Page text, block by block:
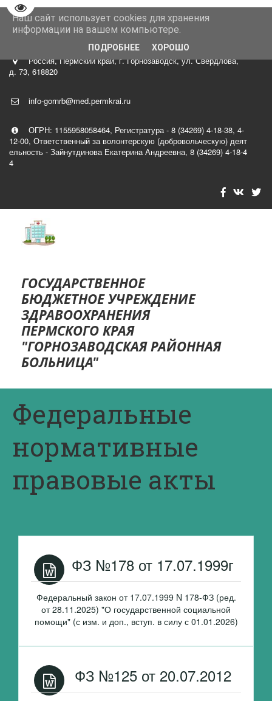
Перейти на версию для слабовидящих
8 (34269)4-29-40 главный врач Роман Владимир Тарасови
ч
Россия,Пермский край, г. Горнозаводск,ул. Свердлова,
д. 73, 618820
info-gornrb@med.permkrai.ru
ОГРН: 1155958058464, Регистратура - 8 (34269) 4-18-38, 4-
12-00, Ответственный за волонтерскую (добровольческую) деят
ельность - Зайнутдинова Екатерина Андреевна, 8 (34269) 4-18-4
4
ГОСУДА­­РСТВЕННОЕ
БЮДЖЕТНОЕ УЧРЕЖДЕНИЕ
ЗДР­­АВООХРАНЕНИЯ
ПЕРМСКОГО КРАЯ
"ГОРНОЗАВОДСКАЯ РАЙОННАЯ
БОЛ­­­­ЬНИЦА"
Федеральные
нормативные
правовые акты
ФЗ №178 от 17.07.1999г
Федеральный закон от 17.07.1999 N 178-ФЗ (ред.
от 28.11.2025) "О государственной социальной
помощи" (с изм. и доп., вступ. в силу с 01.01.2026)
ФЗ №125 от 20.07.2012
Наш сайт использует cookies для хранения
информации на вашем компьютере.
ПОДРОБНЕЕ ХОРОШО